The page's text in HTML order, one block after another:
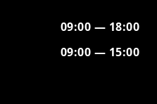
09:00 — 18:00
09:00 — 15:00